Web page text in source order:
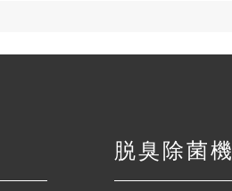
脱臭除菌機